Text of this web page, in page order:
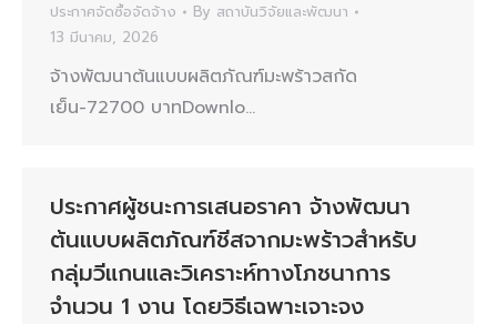
ประกาศจัดซื้อจัดจ้าง By สถาบันวิจัยและพัฒนา
13 มีนาคม, 2026
จ้างพัฒนาต้นแบบผลิตภัณฑ์มะพร้าวสกัด
เย็น-72700 บาทDownlo…
ประกาศผู้ชนะการเสนอราคา จ้างพัฒนา
ต้นแบบผลิตภัณฑ์ชีสจากมะพร้าวสำหรับ
กลุ่มวีแกนและวิเคราะห์ทางโภชนาการ
จำนวน 1 งาน โดยวิธีเฉพาะเจาะจง